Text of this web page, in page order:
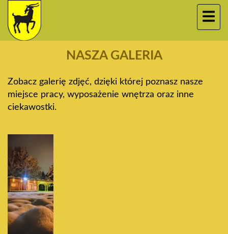
NASZA GALERIA
Zobacz galerię zdjęć, dzięki której poznasz nasze
miejsce pracy, wyposażenie wnętrza oraz inne
ciekawostki.